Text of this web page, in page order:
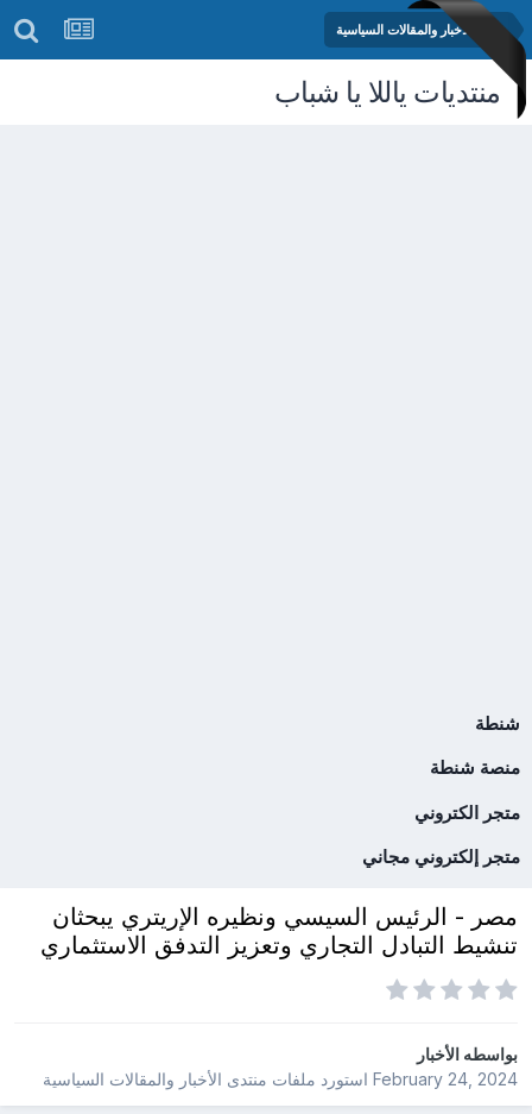
منتدى الأخبار والمقالات السياسية
منتديات ياللا يا شباب
شنطة
منصة شنطة
متجر الكتروني
متجر إلكتروني مجاني
مصر - الرئيس السيسي ونظيره الإريتري يبحثان
تنشيط التبادل التجاري وتعزيز التدفق الاستثماري
بواسطهالأخبار
February 24, 2024استورد ملفات منتدى الأخبار والمقالات السياسية